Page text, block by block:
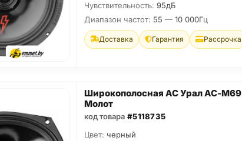
Чувствительность: 95дБ
Диапазон частот: 55 — 10 000Гц
Доставка Гарантия Рассрочка
Широкополосная АС Урал АС-М69
Молот
код товара #5118735
Цвет: черный